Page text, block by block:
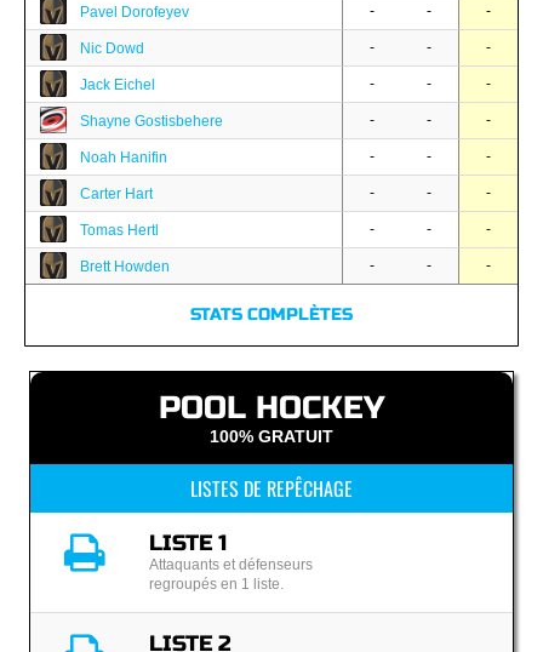
Pavel Dorofeyev - - -
Nic Dowd - - -
Jack Eichel - - -
Shayne Gostisbehere - - -
Noah Hanifin - - -
Carter Hart - - -
Tomas Hertl - - -
Brett Howden - - -
STATS COMPLÈTES
POOL HOCKEY
100% GRATUIT
LISTES DE REPÊCHAGE
LISTE 1
Attaquants et défenseurs
regroupés en 1 liste.
LISTE 2